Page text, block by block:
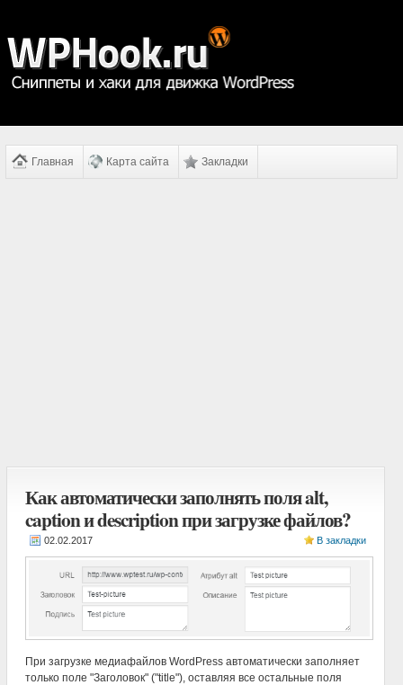
Главная Карта сайта Закладки
Как автоматически заполнять поля alt,
caption и description при загрузке файлов?
В закладки
При загрузке медиафайлов WordPress автоматически заполняет
только поле "Заголовок" ("title"), оставляя все остальные поля